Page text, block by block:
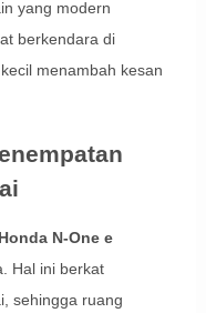
yang modern
berkendara di
menambah kesan
Honda N-One e
Hal ini berkat
sehingga ruang